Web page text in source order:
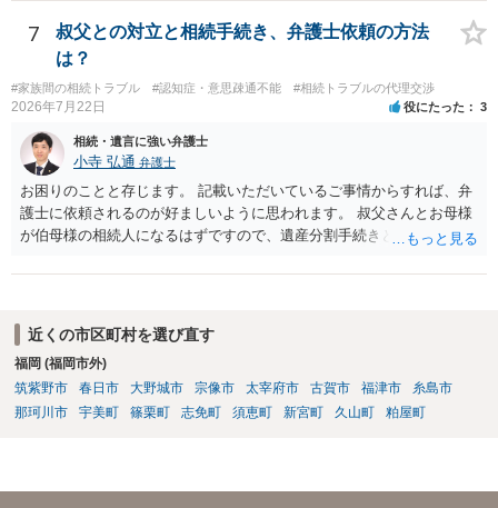
7
叔父との対立と相続手続き、弁護士依頼の方法
は？
#家族間の相続トラブル #認知症・意思疎通不能 #相続トラブルの代理交渉
2026年7月22日 役にたった 3
相続・遺言に強い弁護士
小寺 弘通 弁護士
お困りのことと存じます。 記載いただいているご事情からすれば、弁
護士に依頼されるのが好ましいように思われます。 叔父さんとお母様
が伯母様の相続人になるはずですので、遺産分割手続きという形でお
に呼ばれなかったことについて慰謝料を請求する」と言ってこられて
しょうから、こちらから積極的に動く必要はないように見受けられま
す。 仮に訴訟を起こされるなどした場合には、遺産分割手続きで依頼
される弁護士の方に対応をお願いするのが良いのではないでしょう
か。 以上ご参考にしていただければ幸いです。
近くの市区町村を選び直す
福岡 (福岡市外)
筑紫野市
春日市 大野城市 宗像市 太宰府市 古賀市 福津市
糸島市
那珂川市
宇美町 篠栗町 志免町 須恵町 新宮町 久山町 粕屋町